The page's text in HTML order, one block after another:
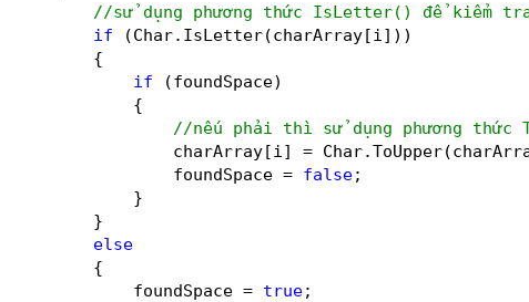
//sử dụng phương thức IsLetter() để kiểm
if
(Char.IsLetter(charArray[i]))
{
if
(foundSpace)
{
//nếu phải thì sử dụng phương thức
charArray[i] =
foundSpace = false;
}
}
else
{
foundSpace = true;